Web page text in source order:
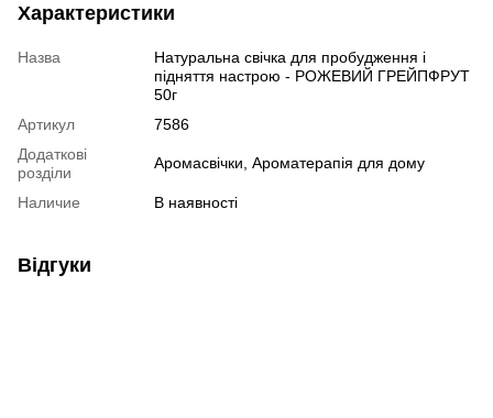
Характеристики
Назва
Натуральна свічка для пробудження і
підняття настрою - РОЖЕВИЙ ГРЕЙПФРУТ
50г
Артикул
7586
Додаткові
розділи
Аромасвічки, Ароматерапія для дому
Наличие В наявності
Відгуки